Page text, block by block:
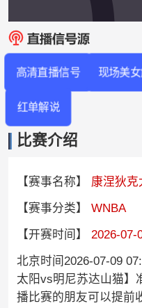
高清直播信号 现场美女
红单解说
比赛介绍
【赛事名称】
康涅狄
【赛事分类】
WNBA
【开赛时间】
2026-07-
北京时间2026-07-09
太阳vs明尼苏达山猫】
播比赛的朋友可以提前